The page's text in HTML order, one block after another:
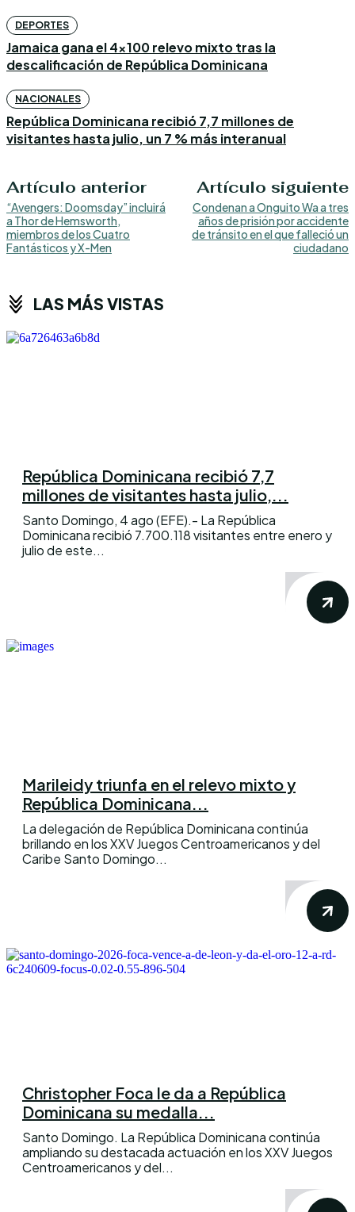
DEPORTES
Jamaica gana el 4×100 relevo mixto tras la
descalificación de República Dominicana
NACIONALES
República Dominicana recibió 7,7 millones de
visitantes hasta julio, un 7 % más interanual
Artículo anterior
“Avengers: Doomsday” incluirá
a Thor de Hemsworth,
miembros de los Cuatro
Fantásticos y X-Men
Artículo siguiente
Condenan a Onguito Wa a tres
años de prisión por accidente
de tránsito en el que falleció un
ciudadano
LAS MÁS VISTAS
República Dominicana recibió 7,7
millones de visitantes hasta julio,...
Santo Domingo, 4 ago (EFE).- La República
Dominicana recibió 7.700.118 visitantes entre enero y
julio de este...
Marileidy triunfa en el relevo mixto y
República Dominicana...
La delegación de República Dominicana continúa
brillando en los XXV Juegos Centroamericanos y del
Caribe Santo Domingo...
Christopher Foca le da a República
Dominicana su medalla...
Santo Domingo. La República Dominicana continúa
ampliando su destacada actuación en los XXV Juegos
Centroamericanos y del...